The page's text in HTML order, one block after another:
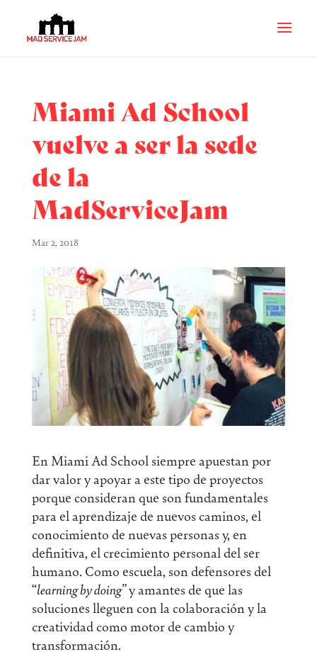
Miami Ad School
vuelve a ser la sede
de la
MadServiceJam
Mar 2, 2018
En Miami Ad School siempre apuestan por
dar valor y apoyar a este tipo de proyectos
porque consideran que son fundamentales
para el aprendizaje de nuevos caminos, el
conocimiento de nuevas personas y, en
definitiva, el crecimiento personal del ser
humano. Como escuela, son defensores del
“learning by doing”y amantes de que las
soluciones lleguen con la colaboración y la
creatividad como motor de cambio y
transformación.